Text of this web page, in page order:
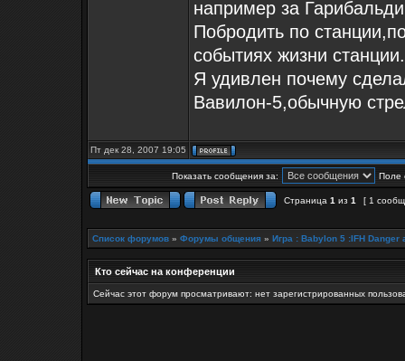
например за
Побродить по
событиях жизни станции.
Я удивлен почему
Вавилон-5,обычную
Пт дек 28, 2007 19:05
Показать сообщения за: Поле
Страница 1 из 1 [ 1
Список форумов » Форумы общения » Игра : Babylon 5 :IFH Danger
Кто сейчас на конференции
Сейчас этот форум просматривают: нет зарегистрированных